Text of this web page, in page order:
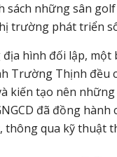
sách những sân
trường phát triển
hình đối lập, một
Trường Thịnh
kiến tạo nên
đã đồng
thông qua kỹ thuật